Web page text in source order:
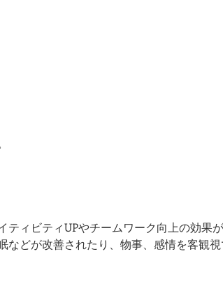
ィビティUPやチームワーク向上の効果
などが改善されたり、物事、感情を客観